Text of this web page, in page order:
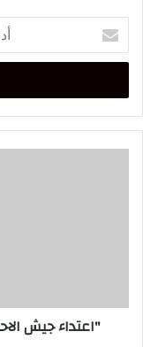
بريدك
الإلكتروني
"اعتداء جيش